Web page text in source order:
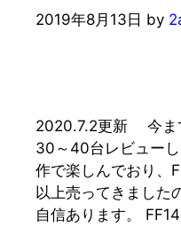
2019年8月13日 by
2020.7.2更新 今ま
30～40台レビュー
作で楽しんでおり、
以上売ってきました
自信あります。